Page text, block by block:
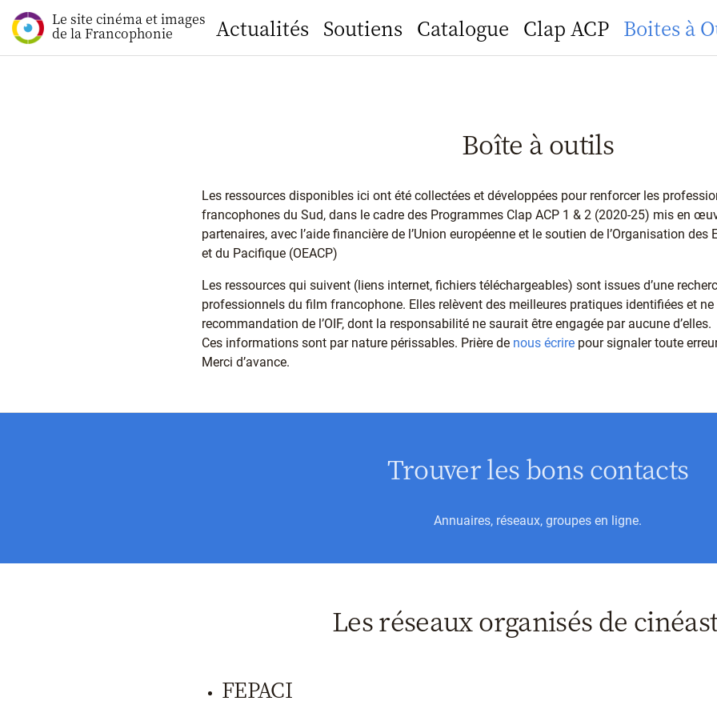
Le site cinéma et images
de la Francophonie Actualités Soutiens Catalogue Clap ACP Boites à
Boîte à outils
Les ressources disponibles ici ont été collectées et développées pour renforcer les
francophones du Sud, dans le cadre des Programmes Clap ACP 1 & 2 (2020-25) mis en
partenaires, avec l’aide financière de l’Union européenne et le soutien de l’Organisation des
et du Pacifique (OEACP)
Les ressources qui suivent (liens internet, fichiers téléchargeables) sont issues d’une
professionnels du film francophone. Elles relèvent des meilleures pratiques identifiées et
recommandation de l’OIF, dont la responsabilité ne saurait être engagée par aucune d’elles.
Ces informations sont par nature périssables. Prière de nous écrire pour signaler toute
Merci d’avance.
Trouver les bons contacts
Annuaires, réseaux, groupes en ligne.
Les réseaux organisés de
FEPACI